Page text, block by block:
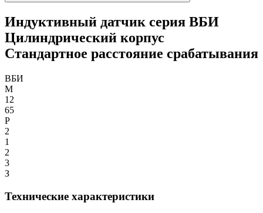
Индуктивный датчик серия ВБИ
Цилиндрический корпус
Стандартное расстояние срабатывания
ВБИ
М
12
65
Р
2
1
2
3
З
Технические характеристики